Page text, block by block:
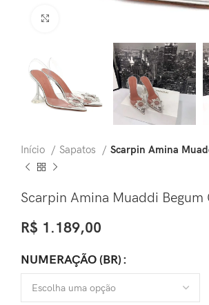
Início Sapatos Scarpin Amina
Scarpin Amina Muaddi Begum
R$ 1.189,00
NUMERAÇÃO (BR)